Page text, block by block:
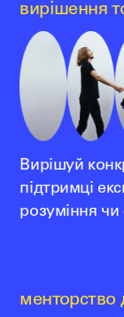
вирішення
Вирішуй
підтримці
розуміння чи
менторство